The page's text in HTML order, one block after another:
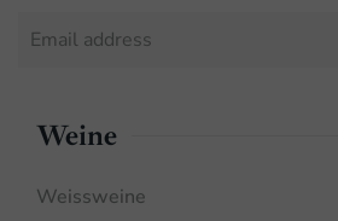
Weine
Weissweine